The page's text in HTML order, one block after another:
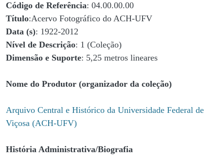
Código de Referência: 04.00.00.00
Título:Acervo Fotográfico do ACH-UFV
Data (s): 1922-2012
Nível de Descrição: 1 (Coleção)
Dimensão e Suporte: 5,25 metros lineares
Nome do Produtor (organizador da coleção)
Arquivo Central e Histórico da Universidade Federal de
Viçosa (ACH-UFV)
História Administrativa/Biografia